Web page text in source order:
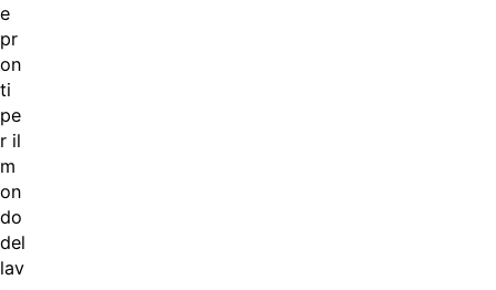
e
pr
on
ti
pe
r il
m
on
do
del
lav